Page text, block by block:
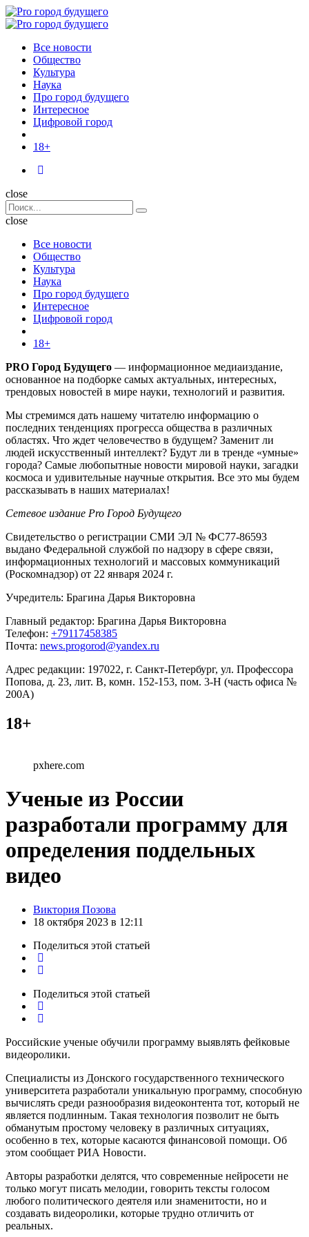
Menu
Поиск
Menu
Pro
Все новости
Общество
Культура
Наука
Про город будущего
Интересное
Цифровой город
18+
Поиск
close
Search
for:
Поиск
close
Все новости
Общество
Культура
Наука
Про город будущего
Интересное
Цифровой город
18+
PRO Город Будущего — информационное медиаиздание,
основанное на подборке самых актуальных, интересных,
трендовых новостей в мире науки, технологий и развития.
Мы стремимся дать нашему читателю информацию о
последних тенденциях прогресса общества в различных
областях. Что ждет человечество в будущем? Заменит ли
людей искусственный интеллект? Будут ли в тренде «умные»
города? Самые любопытные новости мировой науки, загадки
космоса и удивительные научные открытия. Все это мы будем
рассказывать в наших материалах!
Сетевое издание Pro Город Будущего
Свидетельство о регистрации СМИ ЭЛ № ФС77-86593
выдано Федеральной службой по надзору в сфере связи,
информационных технологий и массовых коммуникаций
(Роскомнадзор) от 22 января 2024 г.
Учредитель: Брагина Дарья Викторовна
Главный редактор: Брагина Дарья Викторовна
Телефон: +79117458385
Почта: news.progorod@yandex.ru
Адрес редакции: 197022, г. Санкт-Петербург, ул. Профессора
Попова, д. 23, лит. В, комн. 152-153, пом. 3-Н (часть офиса №
200А)
18+
pxhere.com
Ученые из России
разработали программу для
определения поддельных
видео
Posted
by
Виктория Позова
18 октября 2023 в 12:11
Поделиться этой статьей
Поделиться этой статьей
Российские ученые обучили программу выявлять фейковые
видеоролики.
Специалисты из Донского государственного технического
университета разработали уникальную программу, способную
вычислять среди разнообразия видеоконтента тот, который не
является подлинным. Такая технология позволит не быть
обманутым простому человеку в различных ситуациях,
особенно в тех, которые касаются финансовой помощи. Об
этом сообщает РИА Новости.
Авторы разработки делятся, что современные нейросети не
только могут писать мелодии, говорить тексты голосом
любого политического деятеля или знаменитости, но и
создавать видеоролики, которые трудно отличить от
реальных.